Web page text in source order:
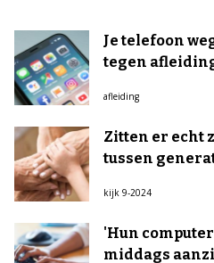
Je telefoon
tegen
afleiding
Zitten er echt
tussen
kijk 9-2024
'Hun
middags